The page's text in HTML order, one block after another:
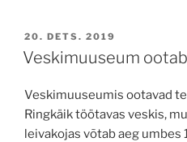
POSTED
ON
20. DETS. 2019
Veskimuuseum
Veskimuuseumis ootavad
Ringkäik töötavas veskis,
leivakojas võtab aeg umbes